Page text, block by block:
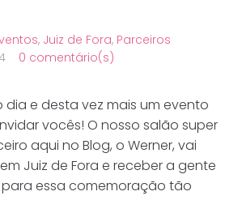
, Juiz de Fora, Parceiros
0 comentário(s)
e desta vez mais um evento
vocês! O nosso salão super
aqui no Blog, o Werner, vai
Juiz de Fora e receber a gente
essa comemoração tão